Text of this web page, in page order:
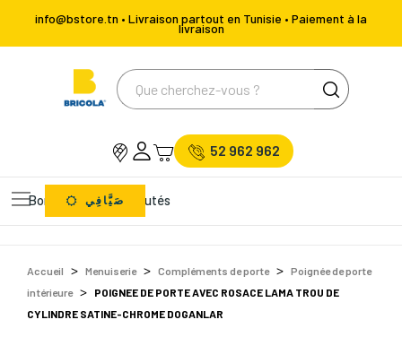
info@bstore.tn • Livraison partout en Tunisie • Paiement à la
livraison
52 962 962
Bons Plans Nouveautés
صَيَّافِي
Accueil Menuiserie Compléments de porte
Poignée de porte
intérieure
POIGNEE DE PORTE AVEC ROSACE LAMA TROU DE
CYLINDRE SATINE-CHROME DOGANLAR